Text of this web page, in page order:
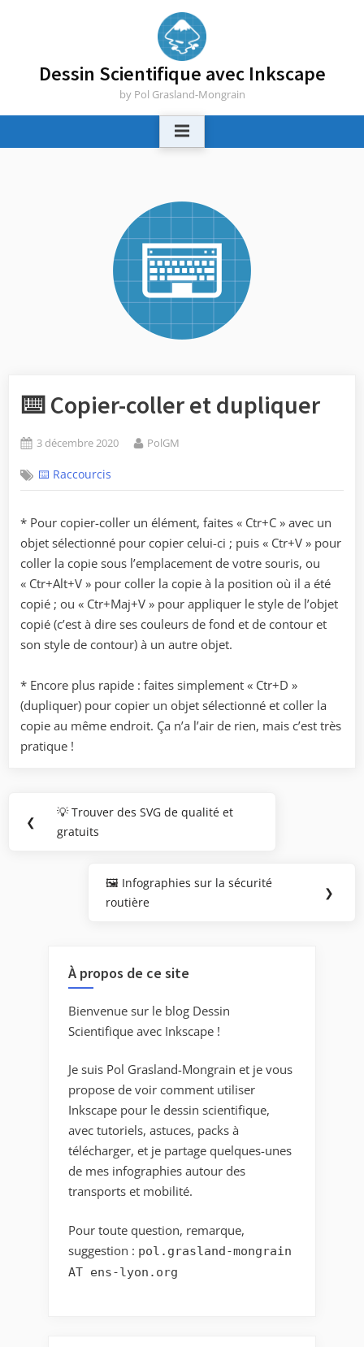
Dessin Scientifique avec Inkscape
by Pol Grasland-Mongrain
⌨️ Copier-coller et dupliquer
Posted
3 décembre 2020 By
PolGM
⌨️ Raccourcis
* Pour copier-coller un élément, faites « Ctr+C » avec un
objet sélectionné pour copier celui-ci ; puis « Ctr+V » pour
coller la copie sous l’emplacement de votre souris, ou
« Ctr+Alt+V » pour coller la copie à la position où il a été
copié ; ou « Ctr+Maj+V » pour appliquer le style de l’objet
copié (c’est à dire ses couleurs de fond et de contour et
son style de contour) à un autre objet.
* Encore plus rapide : faites simplement « Ctr+D »
(dupliquer) pour copier un objet sélectionné et coller la
copie au même endroit. Ça n’a l’air de rien, mais c’est très
pratique !
Navigation
de❮
Previous
Post:
💡 Trouver des SVG de qualité et
gratuits
Next
Post:
🖼️ Infographies sur la sécurité
routière
❯
À propos de ce site
Bienvenue sur le blog Dessin
Scientifique avec Inkscape !
Je suis Pol Grasland-Mongrain et je vous
propose de voir comment utiliser
Inkscape pour le dessin scientifique,
avec tutoriels, astuces, packs à
télécharger, et je partage quelques-unes
de mes infographies autour des
transports et mobilité.
Pour toute question, remarque,
suggestion : pol.grasland-mongrain
AT ens-lyon.org